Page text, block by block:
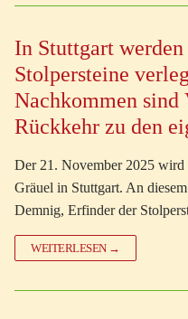
In Stuttgart
Stolpersteine
Nachkommen sind
Rückkehr zu den
Der 21. November 2025
Gräuel in Stuttgart. An
Demnig, Erfinder der
WEITERLESEN →